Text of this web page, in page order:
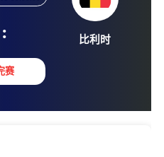
国际友谊
2026-06-03 00:00:00
:
完赛